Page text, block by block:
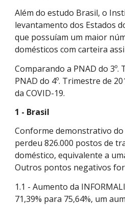
Além do estudo Brasil, o
levantamento dos Estados
que possuíam um maior
domésticos com carteira
Comparando a PNAD do 3º.
PNAD do 4º. Trimestre de
da COVID-19.
1 - Brasil
Conforme demonstrativo do
perdeu 826.000 postos de
doméstico, equivalente a
Outros pontos negativos
1.1 - Aumento da
71,39% para 75,64%, um